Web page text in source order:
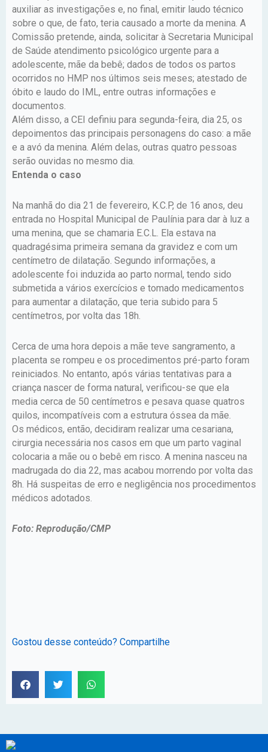
auxiliar as investigações e, no final, emitir laudo técnico
sobre o que, de fato, teria causado a morte da menina. A
Comissão pretende, ainda, solicitar à Secretaria Municipal
de Saúde atendimento psicológico urgente para a
adolescente, mãe da bebê; dados de todos os partos
ocorridos no HMP nos últimos seis meses; atestado de
óbito e laudo do IML, entre outras informações e
documentos.
Além disso, a CEI definiu para segunda-feira, dia 25, os
depoimentos das principais personagens do caso: a mãe
e a avó da menina. Além delas, outras quatro pessoas
serão ouvidas no mesmo dia.
Entenda o caso
Na manhã do dia 21 de fevereiro, K.C.P, de 16 anos, deu
entrada no Hospital Municipal de Paulínia para dar à luz a
uma menina, que se chamaria E.C.L. Ela estava na
quadragésima primeira semana da gravidez e com um
centímetro de dilatação. Segundo informações, a
adolescente foi induzida ao parto normal, tendo sido
submetida a vários exercícios e tomado medicamentos
para aumentar a dilatação, que teria subido para 5
centímetros, por volta das 18h.
Cerca de uma hora depois a mãe teve sangramento, a
placenta se rompeu e os procedimentos pré-parto foram
reiniciados. No entanto, após várias tentativas para a
criança nascer de forma natural, verificou-se que ela
media cerca de 50 centímetros e pesava quase quatros
quilos, incompatíveis com a estrutura óssea da mãe.
Os médicos, então, decidiram realizar uma cesariana,
cirurgia necessária nos casos em que um parto vaginal
colocaria a mãe ou o bebê em risco. A menina nasceu na
madrugada do dia 22, mas acabou morrendo por volta das
8h. Há suspeitas de erro e negligência nos procedimentos
médicos adotados.
Foto: Reprodução/CMP
Gostou desse conteúdo? Compartilhe